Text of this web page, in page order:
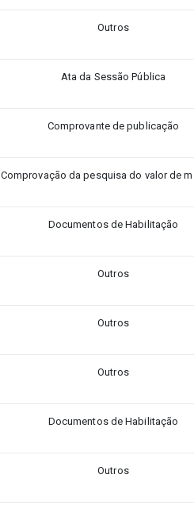
Outros
Ata da Sessão Pública
Comprovante de publicação
Comprovação da pesquisa do valor de
Documentos de Habilitação
Outros
Outros
Outros
Documentos de Habilitação
Outros